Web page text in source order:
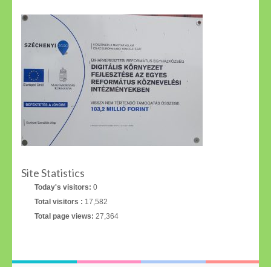
Site Statistics
Today's visitors: 0
Total visitors : 17,582
Total page views: 27,364